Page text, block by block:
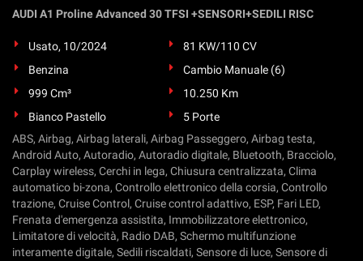
AUDI A1 Proline Advanced 30 TFSI +SENSORI+SEDILI RISC
Usato, 10/2024
81 KW/110 CV
Benzina
Cambio Manuale (6)
999 Cm³
10.250 Km
Bianco Pastello
5 Porte
ABS, Airbag, Airbag laterali, Airbag Passeggero, Airbag testa,
Android Auto, Autoradio, Autoradio digitale, Bluetooth, Bracciolo,
Carplay wireless, Cerchi in lega, Chiusura centralizzata, Clima
automatico bi-zona, Controllo elettronico della corsia, Controllo
trazione, Cruise Control, Cruise control adattivo, ESP, Fari LED,
Frenata d'emergenza assistita, Immobilizzatore elettronico,
Limitatore di velocità, Radio DAB, Schermo multifunzione
interamente digitale, Sedili riscaldati, Sensore di luce, Sensore di